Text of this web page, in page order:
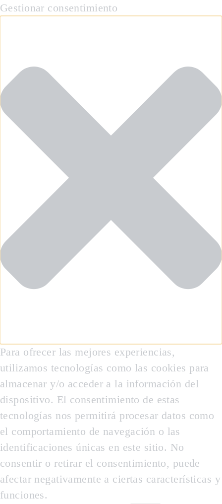
Gestionar consentimiento
Para ofrecer las mejores experiencias,
utilizamos tecnologías como las cookies para
almacenar y/o acceder a la información del
dispositivo. El consentimiento de estas
tecnologías nos permitirá procesar datos como
el comportamiento de navegación o las
identificaciones únicas en este sitio. No
consentir o retirar el consentimiento, puede
afectar negativamente a ciertas características y
funciones.